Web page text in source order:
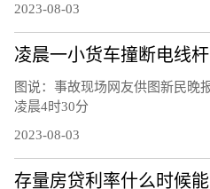
2023-08-03
图说：事故现场网友供图新民晚
凌晨4时30分
2023-08-03